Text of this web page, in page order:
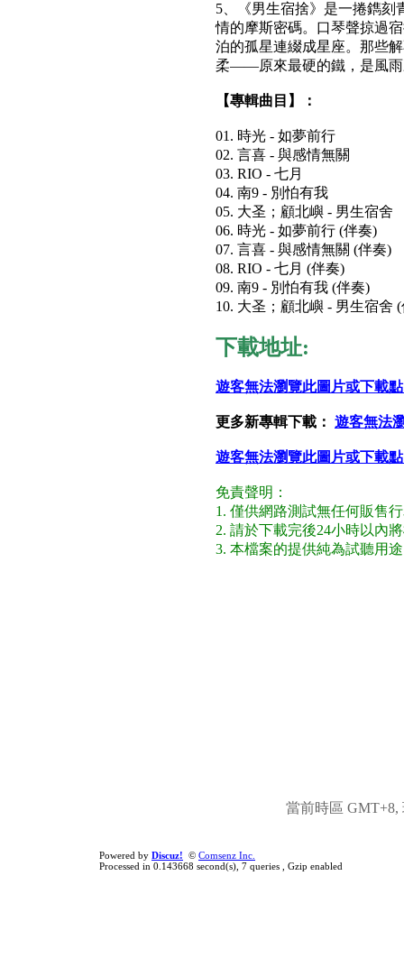
5、《男生宿捨》是一捲鐫刻
情的摩斯密碼。口琴聲掠過
泊的孤星連綴成星座。那些
柔——原來最硬的鐵，是風雨
【專輯曲目】：
01. 時光 - 如夢前行
02. 言喜 - 與感情無關
03. RIO - 七月
04. 南9 - 別怕有我
05. 大圣；顧北嶼 - 男生宿舍
06. 時光 - 如夢前行 (伴奏)
07. 言喜 - 與感情無關 (伴奏)
08. RIO - 七月 (伴奏)
09. 南9 - 別怕有我 (伴奏)
10. 大圣；顧北嶼 - 男生宿舍
下載地址:
遊客無法瀏覽此圖片或下載
更多新專輯下載： 遊客無法
遊客無法瀏覽此圖片或下載
免責聲明：
1. 僅供網路測試無任何販售
2. 請於下載完後24小時以內
3. 本檔案的提供純為試聽用
當前時區 GMT+8,
Powered by Discuz! © Comsenz Inc.
Processed in 0.143668 second(s), 7 queries , Gzip enabled